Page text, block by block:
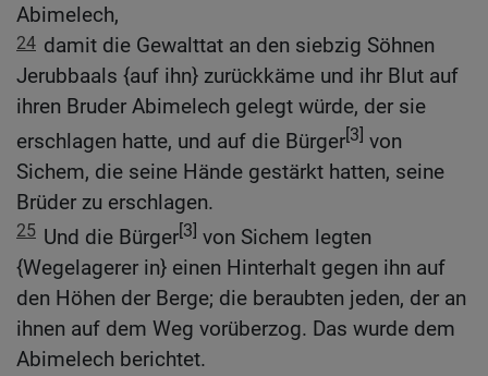
Abimelech,
24 damit die Gewalttat an den siebzig Söhnen
Jerubbaals {auf ihn} zurückkäme und ihr Blut auf
ihren Bruder Abimelech gelegt würde, der sie
erschlagen hatte, und auf die Bürger[3] von
Sichem, die seine Hände gestärkt hatten, seine
Brüder zu erschlagen.
25 Und die Bürger[3] von Sichem legten
{Wegelagerer in} einen Hinterhalt gegen ihn auf
den Höhen der Berge; die beraubten jeden, der an
ihnen auf dem Weg vorüberzog. Das wurde dem
Abimelech berichtet.